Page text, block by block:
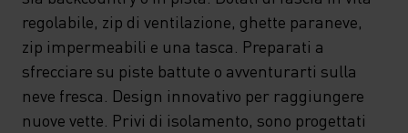
regolabile, zip di ventilazione, ghette paraneve,
zip impermeabili e una tasca. Preparati a
sfrecciare su piste battute o avventurarti sulla
neve fresca. Design innovativo per raggiungere
nuove vette. Privi di isolamento, sono progettati